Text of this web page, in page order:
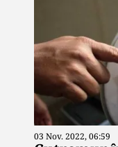
03 Nov. 2022, 06:59